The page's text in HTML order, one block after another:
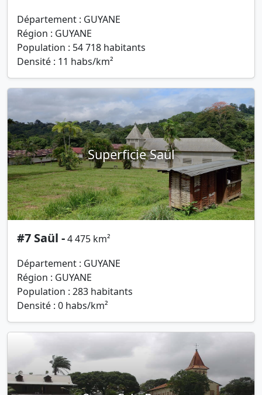
Département : GUYANE
Région : GUYANE
Population : 54 718 habitants
Densité : 11 habs/km²
Superficie Saül
#7 Saül -4 475 km²
Département : GUYANE
Région : GUYANE
Population : 283 habitants
Densité : 0 habs/km²